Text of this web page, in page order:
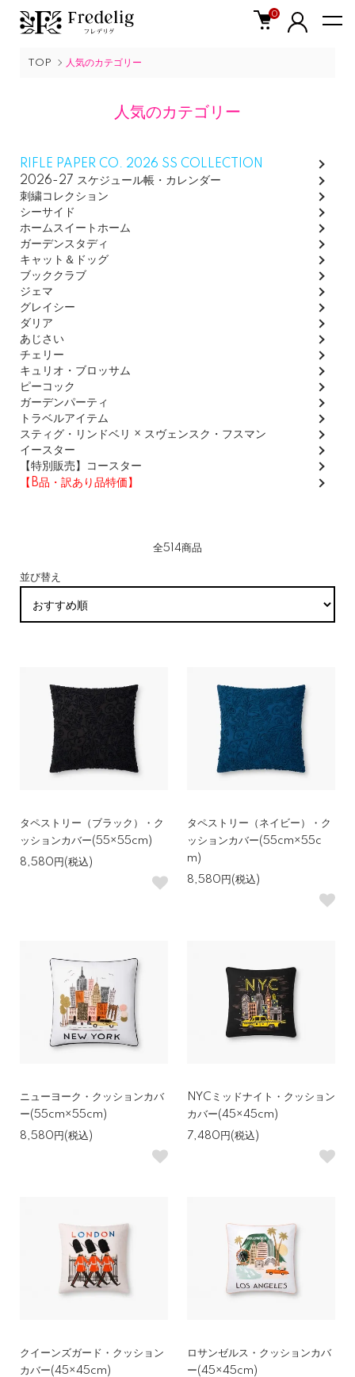
0
TOP 人気のカテゴリー
人気のカテゴリー
グループ一覧
RIFLE PAPER CO. 2026 SS COLLECTION
2026-27 スケジュール帳・カレンダー
刺繍コレクション
シーサイド
ホームスイートホーム
ガーデンスタディ
キャット＆ドッグ
ブッククラブ
ジェマ
グレイシー
ダリア
あじさい
チェリー
キュリオ・ブロッサム
ピーコック
ガーデンパーティ
トラベルアイテム
スティグ・リンドベリ × スヴェンスク・フスマン
イースター
【特別販売】コースター
【B品・訳あり品特価】
全514商品
並び替え
タペストリー（ブラック）・ク
ッションカバー(55×55cm)
8,580円(税込)
タペストリー（ネイビー）・ク
ッションカバー(55cm×55c
m)
8,580円(税込)
ニューヨーク・クッションカバ
ー(55cm×55cm)
8,580円(税込)
NYCミッドナイト・クッション
カバー(45×45cm)
7,480円(税込)
クイーンズガード・クッション
カバー(45×45cm)
ロサンゼルス・クッションカバ
ー(45×45cm)